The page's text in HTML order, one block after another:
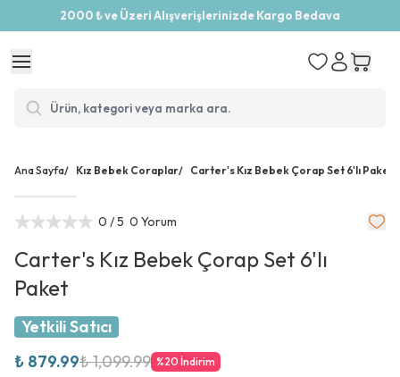
2000 ₺ ve Üzeri Alışverişlerinizde Kargo Bedava
Ana Sayfa/ Kız Bebek Coraplar/ Carter's Kız Bebek Çorap Set 6'lı Paket
0 / 5 0 Yorum
Carter's Kız Bebek Çorap Set 6'lı
Paket
Yetkili Satıcı
₺ 879.99₺ 1,099.99 %20 İndirim